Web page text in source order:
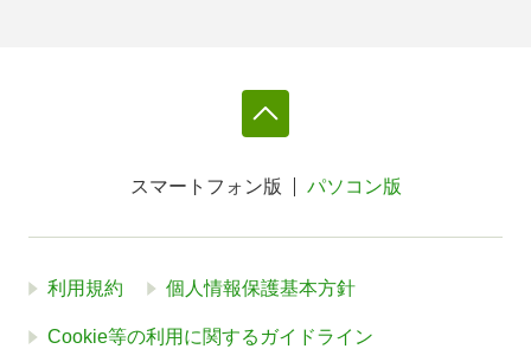
スマートフォン版 パソコン版
利用規約 個人情報保護基本方針
Cookie等の利用に関するガイドライン